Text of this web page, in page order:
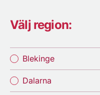
Välj region:
Blekinge
Dalarna